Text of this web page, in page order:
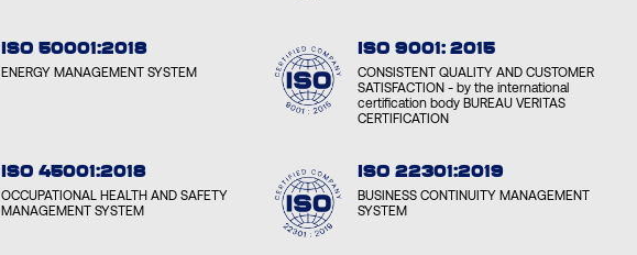
ISO 50001:2018
ENERGY MANAGEMENT SYSTEM
ISO 9001: 2015
CONSISTENT QUALITY AND CUSTOMER
SATISFACTION - by the international
certification body BUREAU VERITAS
CERTIFICATION
ISO 45001:2018
OCCUPATIONAL HEALTH AND SAFETY
MANAGEMENT SYSTEM
ISO 22301:2019
BUSINESS CONTINUITY MANAGEMENT
SYSTEM